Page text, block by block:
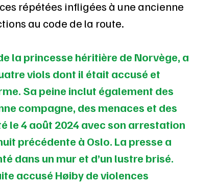
répétées infligées à une ancienne
au code de la route.
la princesse héritière de Norvège, a
viols dont il était accusé et
Sa peine inclut également des
compagne, des menaces et des
le 4 août 2024 avec son arrestation
précédente à Oslo. La presse a
dans un mur et d’un lustre brisé.
accusé Høiby de violences